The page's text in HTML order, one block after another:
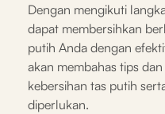
Dengan mengikuti
dapat membersihkan
putih Anda dengan
akan membahas tips
kebersihan tas putih
diperlukan.